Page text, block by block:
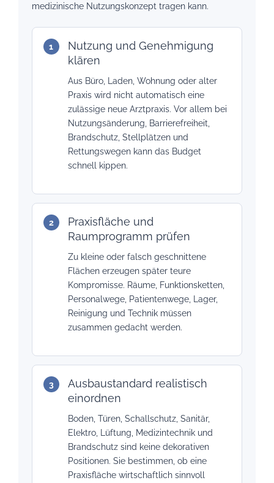
medizinische Nutzungskonzept tragen kann.
Nutzung und Genehmigung
klären
Aus Büro, Laden, Wohnung oder alter
Praxis wird nicht automatisch eine
zulässige neue Arztpraxis. Vor allem bei
Nutzungsänderung, Barrierefreiheit,
Brandschutz, Stellplätzen und
Rettungswegen kann das Budget
schnell kippen.
Praxisfläche und
Raumprogramm prüfen
Zu kleine oder falsch geschnittene
Flächen erzeugen später teure
Kompromisse. Räume, Funktionsketten,
Personalwege, Patientenwege, Lager,
Reinigung und Technik müssen
zusammen gedacht werden.
Ausbaustandard realistisch
einordnen
Boden, Türen, Schallschutz, Sanitär,
Elektro, Lüftung, Medizintechnik und
Brandschutz sind keine dekorativen
Positionen. Sie bestimmen, ob eine
Praxisfläche wirtschaftlich sinnvoll